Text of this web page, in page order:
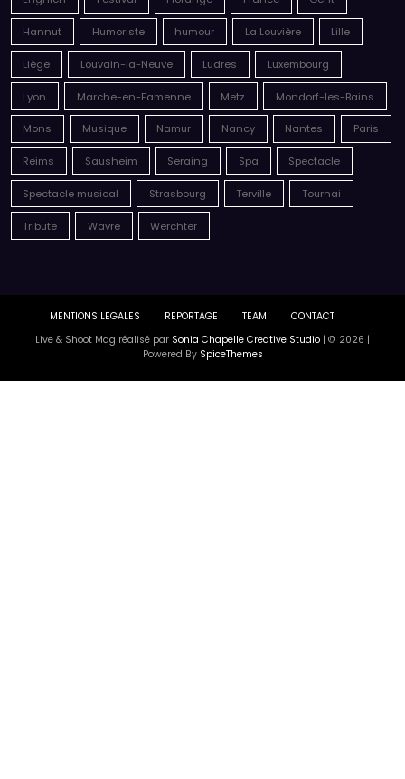
Enghien Festival Florange France Gent
Hannut Humoriste humour La Louvière Lille
Liège Louvain-la-Neuve Ludres Luxembourg
Lyon Marche-en-Famenne Metz Mondorf-les-Bains
Mons Musique Namur Nancy Nantes Paris
Reims Sausheim Seraing Spa Spectacle
Spectacle musical Strasbourg
Tribute Wavre Werchter
MENTIONS LEGALES REPORTAGE TEAM
CONTACT
Live & Shoot Mag réalisé parSonia Chapelle Creative Studio